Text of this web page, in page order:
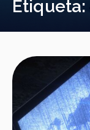
Etiqueta: